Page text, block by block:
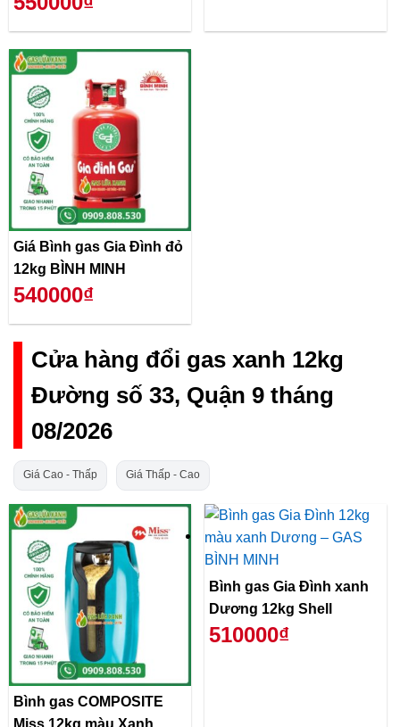
Giá Bình gas Gia Đình đỏ
12kg BÌNH MINH
540000₫
Cửa hàng đổi gas xanh 12kg
Đường số 33, Quận 9 tháng
08/2026
Giá Cao - Thấp Giá Thấp - Cao
Bình gas COMPOSITE
Miss 12kg màu Xanh
Bình gas Gia Đình xanh
Dương 12kg Shell
510000₫